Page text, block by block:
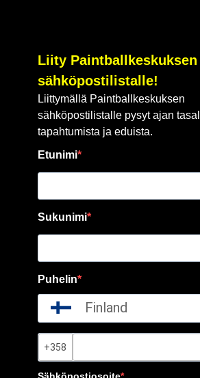
Liity Paintballkeskuksen
sähköpostilistalle!
Liittymällä Paintballkeskuksen
sähköpostilistalle pysyt ajan
tapahtumista ja eduista.
Etunimi
Sukunimi
Puhelin
Finland